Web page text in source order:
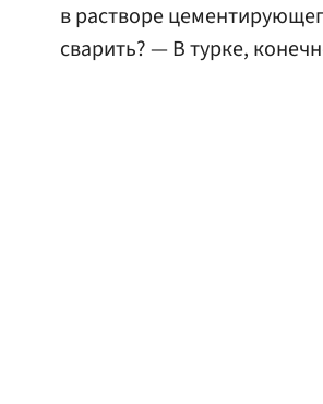
в растворе
сварить? — В турке,